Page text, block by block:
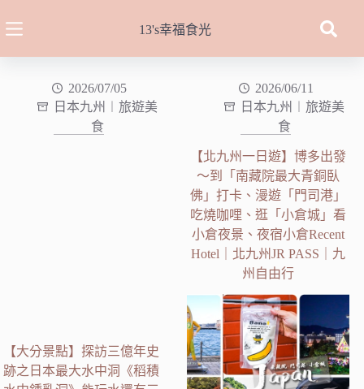
至
13's幸福食光
2026/07/05
日本九州︱旅遊美
食
【大分景點】探訪三億年史
跡之日本最大水中洞《稻積
2026/06/11
日本九州︱旅遊美
食
【北九州一日遊】博多出發
～到「南藏院最大青銅臥
佛」打卡、漫遊「門司港」
吃燒咖哩、逛「小倉城」看
小倉夜景、夜宿小倉Recent
Hotel｜北九州JR PASS｜九
州自由行